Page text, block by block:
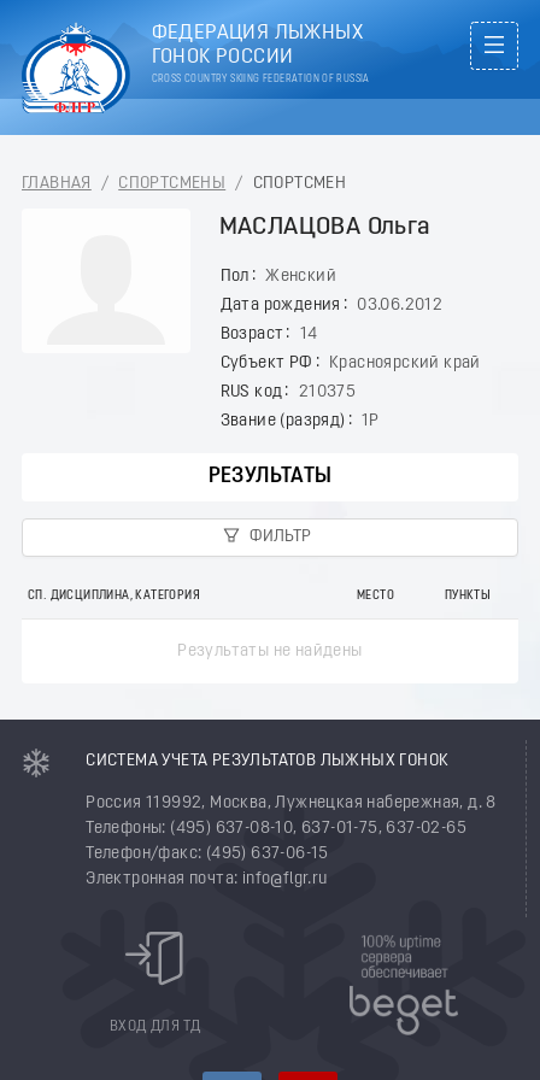
ФЕДЕРАЦИЯ ЛЫЖНЫХ
ГОНОК РОССИИ
CROSS COUNTRY SKIING FEDERATION OF RUSSIA
ГЛАВНАЯ / СПОРТСМЕНЫ / СПОРТСМЕН
МАСЛАЦОВА Ольга
Пол
Женский
Дата рождения
03.06.2012
Возраст
14
Субъект РФ
Красноярский край
RUS код
210375
Звание (разряд)
1Р
РЕЗУЛЬТАТЫ
ФИЛЬТР
СП. ДИСЦИПЛИНА, КАТЕГОРИЯ МЕСТО ПУНКТЫ
Результаты не найдены
СИСТЕМА УЧЕТА РЕЗУЛЬТАТОВ ЛЫЖНЫХ ГОНОК
Россия 119992, Москва, Лужнецкая набережная, д. 8
Телефоны: (495) 637-08-10, 637-01-75, 637-02-65
Телефон/факс: (495) 637-06-15
Электронная почта: info@flgr.ru
ВХОД ДЛЯ ТД